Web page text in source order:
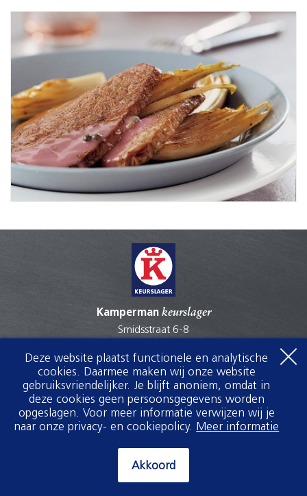
Kampermankeurslager
Smidsstraat 6-8
0314622193
0314382669
info@kamperman.keurslager.nl
Deze website plaatst functionele en analytische
cookies. Daarmee maken wij onze website
gebruiksvriendelijker. Je blijft anoniem, omdat in
deze cookies geen persoonsgegevens worden
opgeslagen. Voor meer informatie verwijzen wij je
naar onze privacy- en cookiepolicy. Meer informatie
Akkoord